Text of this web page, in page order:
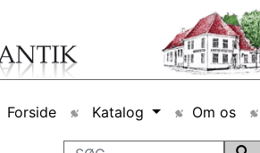
Forside Katalog Om os